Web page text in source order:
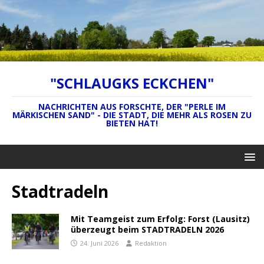
"SCHLAUGKS ECKCHEN"
NACHRICHTEN AUS FORSCHTE, DER "PERLE IM
MÄRKISCHEN SAND" - DIE STADT, DIE MEHR ALS ROSEN ZU
BIETEN HAT!
Stadtradeln
Mit Teamgeist zum Erfolg: Forst (Lausitz)
überzeugt beim STADTRADELN 2026
24. Juni 2026 Redaktion